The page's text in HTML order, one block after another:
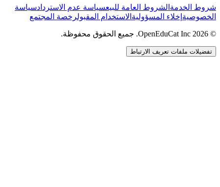
شروط الخدمة الشروط العامة للبيعسياسة عدم الاستردادسياسة
الخصوصية إخلاء المسؤولية الاستخدام المقبولرخصة المجتمع
© 2026 OpenEduCat Inc. جميع الحقوق محفوظة.
تفضيلات ملفات تعريف الارتباط